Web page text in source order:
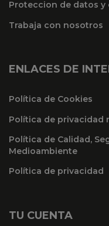
Proteccion de datos y
Trabaja con nosotros
ENLACES DE
Política de Cookies
Política de privacidad
Política de Calidad,
Medioambiente
Política de privacidad
TU CUENTA